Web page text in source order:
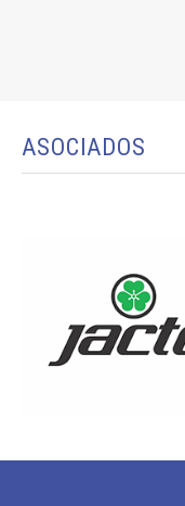
ASOCIADOS